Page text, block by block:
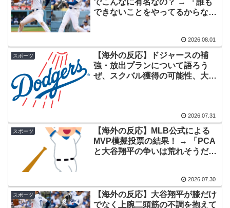
▶ 【海外の反応】52歳イチロー、マ軍主催のホームラン競
争で柵越えを連発「現役時代の噂は本当だったんだ
▶ 韓国人「台風で品不足になった沖縄のスーパーに行って
みたら、なぜか辛ラーメンだけ売れ残っていたんで
す…」
▶
韓国人「織田信長の安土城の復元図と建築技術の高さに
韓国人が衝撃！」→「当時の技術力に言葉を失う‥」
▶ 海外「日本が正しい！」優しい日本人に甘える外国人に
海外が大騒ぎ
トルコ人「日本人まで獲るのか」上田綺世、トルコ名門
が巨額の正式オファー！現地サポが騒然！【海外の反
▶ 韓国人「韓国のイメージ失墜は免れないのか？2011〜12
でこんなに有名なの？ → 「誰も
できないことをやってるからな」
2026.08.01
スポーツ
【海外の反応】ドジャースの補
強・放出プランについて語ろう
ぜ、スクバル獲得の可能性、大谷
く戻ってくることを祈るばかり
だ」
2026.07.31
スポーツ
【海外の反応】MLB公式による
MVP模擬投票の結果！ → 「PCA
と大谷翔平の争いは荒れそうだ
2026.07.30
スポーツ
【海外の反応】大谷翔平が膝だけ
でなく上腕二頭筋の不調を抱えて